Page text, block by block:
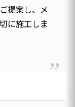
提案し、メ
に施工しま